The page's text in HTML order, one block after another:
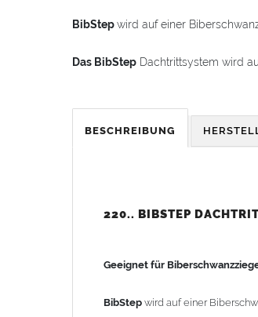
BibStepwird auf einer
Das BibStep Dachtrittsystem wird
Die Trittflächen sind stand- und
integriertes Edelstahlhalteband mit
01 naturrot, 02 dunkelbraun,
Dachneigung: 0-60° einstellbar
BESCHREIBUNG
220.. BIBSTEP
Geeignet für
BibStep wird auf einer